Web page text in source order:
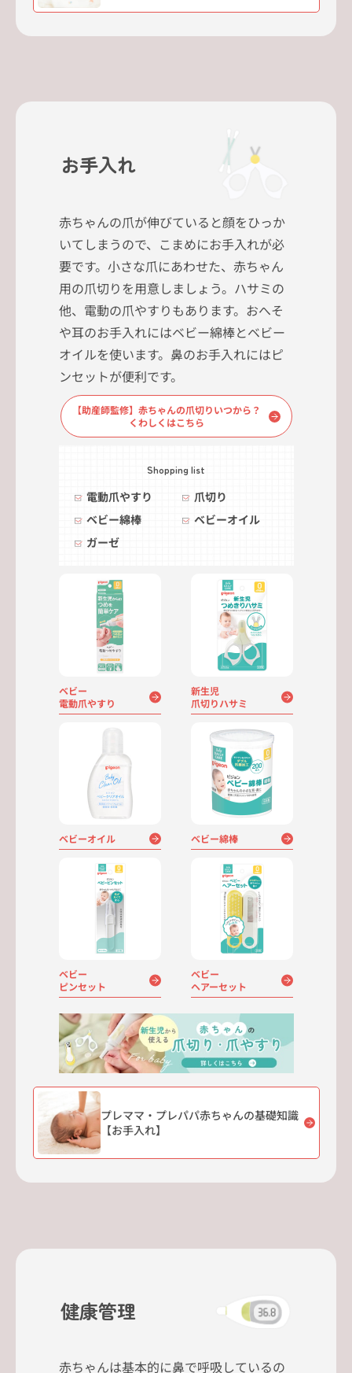
お手入れ
赤ちゃんの爪が伸びていると顔をひっか
いてしまうので、こまめにお手入れが必
要です。小さな爪にあわせた、赤ちゃん
用の爪切りを用意しましょう。ハサミの
他、電動の爪やすりもあります。おへそ
や耳のお手入れにはベビー綿棒とベビー
オイルを使います。鼻のお手入れにはピ
ンセットが便利です。
【助産師監修】赤ちゃんの爪切りいつから？
くわしくはこちら
Shopping list
電動爪やすり
爪切り
ベビー綿棒
ベビーオイル
ガーゼ
ベビー
電動爪やすり
新生児
爪切りハサミ
ベビーオイル ベビー綿棒
ベビー
ピンセット
ベビー
ヘアーセット
プレママ・プレパパ赤ちゃんの基礎知識
【お手入れ】
健康管理
赤ちゃんは基本的に鼻で呼吸しているの